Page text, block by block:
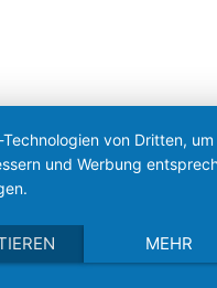
von Dritten, um
und Werbung
MEHR